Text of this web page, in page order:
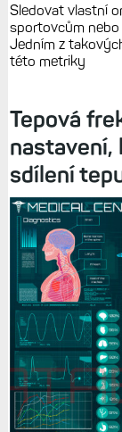
Sledovat vlastní
sportovcům nebo
Jedním z
této metriky
Tepová
sdílení